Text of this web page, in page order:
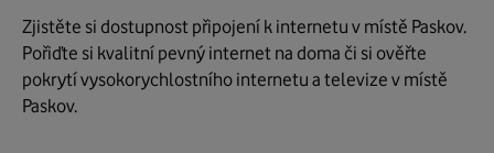
Zjistěte si dostupnost připojení k internetu v místě Paskov.
Pořiďte si kvalitní pevný internet na doma či si ověřte
pokrytí vysokorychlostního internetu a televize v místě
Paskov.